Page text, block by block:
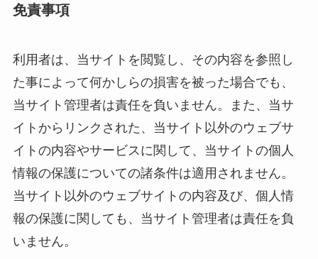
免責事項
利用者は、当サイトを閲覧し、その内容を参照し
た事によって何かしらの損害を被った場合でも、
当サイト管理者は責任を負いません。また、当サ
イトからリンクされた、当サイト以外のウェブサ
イトの内容やサービスに関して、当サイトの個人
情報の保護についての諸条件は適用されません。
当サイト以外のウェブサイトの内容及び、個人情
報の保護に関しても、当サイト管理者は責任を負
いません。